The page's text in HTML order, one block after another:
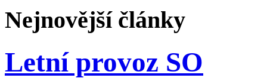
Nejnovější články
Letní provoz SO